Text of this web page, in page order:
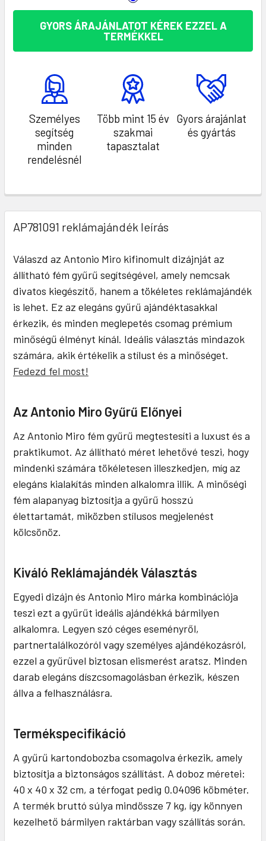
GYORS ÁRAJÁNLATOT KÉREK EZZEL A
TERMÉKKEL
Személyes
segítség
minden
rendelésnél
Több mint 15 év
szakmai
tapasztalat
Gyors árajánlat
és gyártás
AP781091 reklámajándék leírás
Válaszd az Antonio Miro kifinomult dizájnját az
állítható fém gyűrű segítségével, amely nemcsak
divatos kiegészítő, hanem a tökéletes reklámajándék
is lehet. Ez az elegáns gyűrű ajándéktasakkal
érkezik, és minden meglepetés csomag prémium
minőségű élményt kínál. Ideális választás mindazok
számára, akik értékelik a stílust és a minőséget.
Fedezd fel most!
Az Antonio Miro Gyűrű Előnyei
Az Antonio Miro fém gyűrű megtestesíti a luxust és a
praktikumot. Az állítható méret lehetővé teszi, hogy
mindenki számára tökéletesen illeszkedjen, míg az
elegáns kialakítás minden alkalomra illik. A minőségi
fém alapanyag biztosítja a gyűrű hosszú
élettartamát, miközben stílusos megjelenést
kölcsönöz.
Kiváló Reklámajándék Választás
Egyedi dizájn és Antonio Miro márka kombinációja
teszi ezt a gyűrűt ideális ajándékká bármilyen
alkalomra. Legyen szó céges eseményről,
partnertalálkozóról vagy személyes ajándékozásról,
ezzel a gyűrűvel biztosan elismerést aratsz. Minden
darab elegáns díszcsomagolásban érkezik, készen
állva a felhasználásra.
Termékspecifikáció
A gyűrű kartondobozba csomagolva érkezik, amely
biztosítja a biztonságos szállítást. A doboz méretei:
40 x 40 x 32 cm, a térfogat pedig 0.04096 köbméter.
A termék bruttó súlya mindössze 7 kg, így könnyen
kezelhető bármilyen raktárban vagy szállítás során.